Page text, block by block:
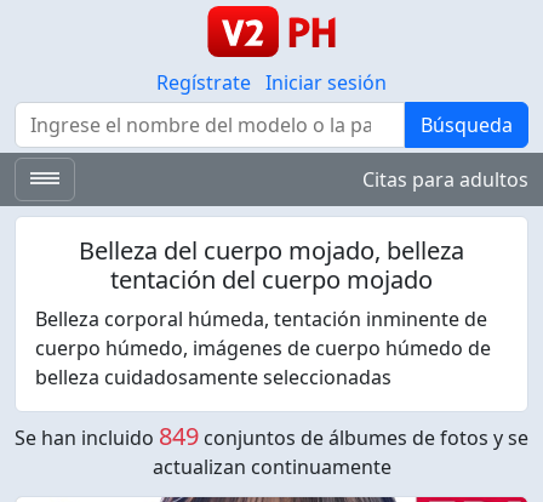
Regístrate Iniciar sesión
Búsqueda
Búsqueda
Citas para adultos
Belleza del cuerpo mojado, belleza
tentación del cuerpo mojado
Belleza corporal húmeda, tentación inminente de
cuerpo húmedo, imágenes de cuerpo húmedo de
belleza cuidadosamente seleccionadas
Se han incluido 849 conjuntos de álbumes de fotos y se
actualizan continuamente